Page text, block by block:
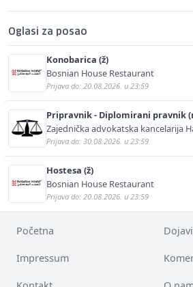
Oglasi za posao
Konobarica (ž)
Bosnian House Restaurant
Prijava do: 20.08.2026. u 23:59
Pripravnik - Diplomirani pravnik
Zajednička advokatska kancelarija
Kurtović
Prijava do: 30.08.2026. u 23:59
Hostesa (ž)
Bosnian House Restaurant
Prijava do: 20.08.2026. u 23:59
Početna
Impressum